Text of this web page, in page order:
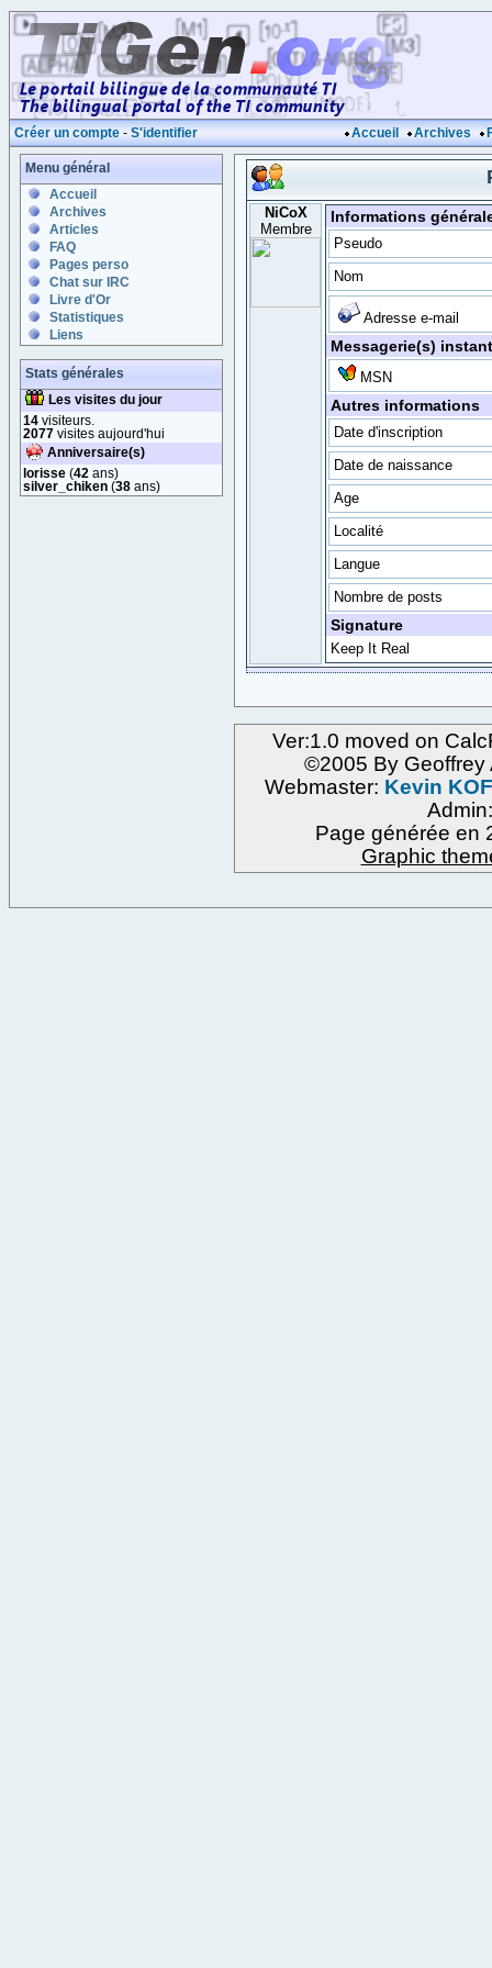
Créer un compte - S'identifier Accueil Archives
Menu général
Accueil
Archives
Articles
FAQ
Pages perso
Chat sur IRC
Livre d'Or
Statistiques
Liens
Stats générales
Les visites du jour
14 visiteurs.
2077 visites aujourd'hui
Anniversaire(s)
lorisse (42 ans)
silver_chiken (38 ans)
NiCoX
Membre
Informations
Pseudo
Nom
Adresse e-mail
Messagerie(s)
MSN
Autres informations
Date d'inscription
Date de naissance
Age
Localité
Langue
Nombre de posts
Signature
Keep It Real
Ver:1.0 moved on
©2005 By Geoffrey
Webmaster: Kevin
Page générée en
Graphic